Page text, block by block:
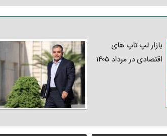
بازار لپ‌ تاپ‌ های
اقتصادی در مرداد ۱۴۰۵